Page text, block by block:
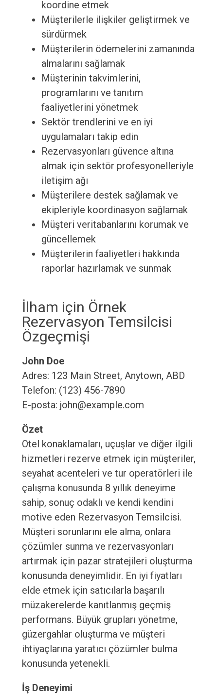
koordine etmek
Müşterilerle ilişkiler geliştirmek ve
sürdürmek
Müşterilerin ödemelerini zamanında
almalarını sağlamak
Müşterinin takvimlerini,
programlarını ve tanıtım
faaliyetlerini yönetmek
Sektör trendlerini ve en iyi
uygulamaları takip edin
Rezervasyonları güvence altına
almak için sektör profesyonelleriyle
iletişim ağı
Müşterilere destek sağlamak ve
ekipleriyle koordinasyon sağlamak
Müşteri veritabanlarını korumak ve
güncellemek
Müşterilerin faaliyetleri hakkında
raporlar hazırlamak ve sunmak
İlham için Örnek
Rezervasyon Temsilcisi
Özgeçmişi
John Doe
Adres: 123 Main Street, Anytown, ABD
Telefon: (123) 456-7890
E-posta: john@example.com
Özet
Otel konaklamaları, uçuşlar ve diğer ilgili
hizmetleri rezerve etmek için müşteriler,
seyahat acenteleri ve tur operatörleri ile
çalışma konusunda 8 yıllık deneyime
sahip, sonuç odaklı ve kendi kendini
motive eden Rezervasyon Temsilcisi.
Müşteri sorunlarını ele alma, onlara
çözümler sunma ve rezervasyonları
artırmak için pazar stratejileri oluşturma
konusunda deneyimlidir. En iyi fiyatları
elde etmek için satıcılarla başarılı
müzakerelerde kanıtlanmış geçmiş
performans. Büyük grupları yönetme,
güzergahlar oluşturma ve müşteri
ihtiyaçlarına yaratıcı çözümler bulma
konusunda yetenekli.
İş Deneyimi